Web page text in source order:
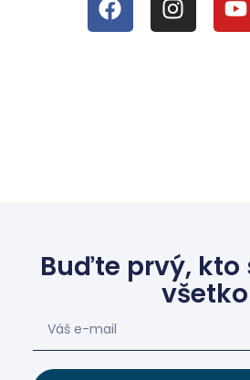
Buďte prvý, kto
všetko